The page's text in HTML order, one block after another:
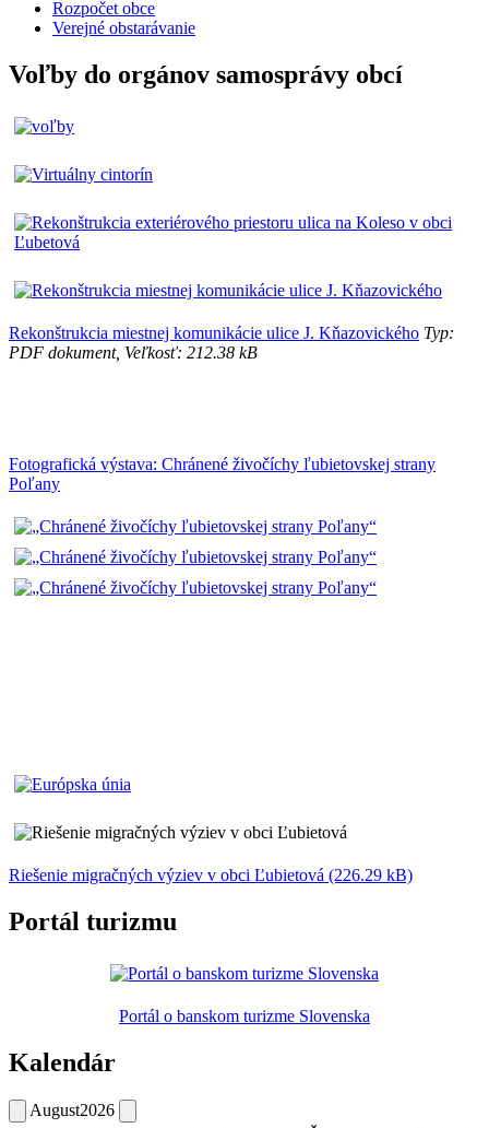
Rozpočet obce
Verejné obstarávanie
Voľby do orgánov samosprávy obcí
Rekonštrukcia miestnej komunikácie ulice J. Kňazovického Typ:
PDF dokument, Veľkosť: 212.38 kB
Fotografická výstava: Chránené živočíchy ľubietovskej strany
Poľany
Riešenie migračných výziev v obci Ľubietová (226.29 kB)
Portál turizmu
Portál o banskom turizme Slovenska
Kalendár
August2026